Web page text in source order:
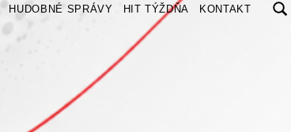
HUDOBNÉ SPRÁVY HIT TÝŽDŇA KONTAKT